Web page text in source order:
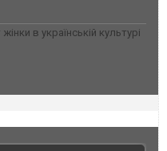
в українській культурі